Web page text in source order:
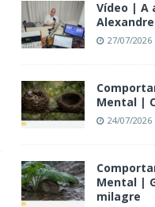
Vídeo | A
27/07/2026
Mental |
24/07/2026
Mental |
milagre